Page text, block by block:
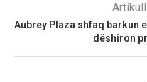
Aubrey Plaza shfaq barkun
dëshiron